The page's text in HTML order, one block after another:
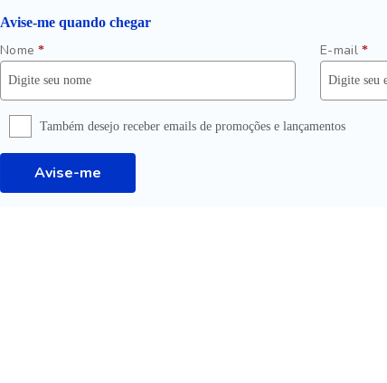
Avise-me quando chegar
Nome * E-mail*
Também desejo receber emails de promoções e lançamentos
Avise-me